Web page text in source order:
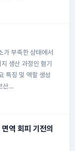
가 부족한 상태에서
생산 과정인 혐기
특징 및 역할 생성
산…
역 회피 기전의